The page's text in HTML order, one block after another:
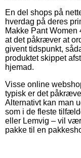
En del shops på
hverdag på deres
Makke Pant Women
at det påkræver at
givent tidspunkt,
produktet skippet
hjemad.
Visse online
typisk er det
Alternativt kan man
som i de fleste
eller Lemvig – vil
pakke til en